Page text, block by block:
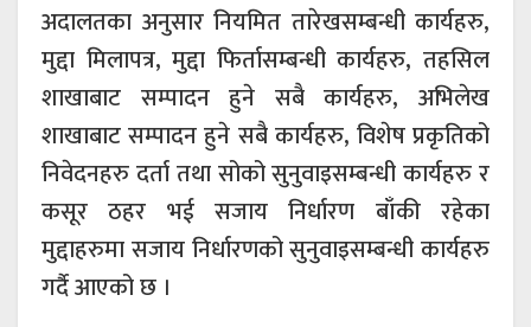
अदालतका अनुसार नियमित तारेखसम्बन्धी कार्यहरु,
मुद्दा मिलापत्र, मुद्दा फिर्तासम्बन्धी कार्यहरु, तहसिल
शाखाबाट सम्पादन हुने सबै कार्यहरु, अभिलेख
शाखाबाट सम्पादन हुने सबै कार्यहरु, विशेष प्रकृतिको
निवेदनहरु दर्ता तथा सोको सुनुवाइसम्बन्धी कार्यहरु र
कसूर ठहर भई सजाय निर्धारण बाँकी रहेका
मुद्दाहरुमा सजाय निर्धारणको सुनुवाइसम्बन्धी कार्यहरु
गर्दै आएको छ ।